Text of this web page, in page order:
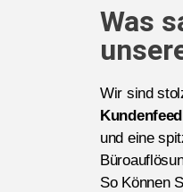
Was
Wir sind
und eine
So Können